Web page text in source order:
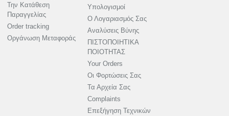
Την Κατάθεση
Παραγγελίας
Order tracking
Οργάνωση Μεταφοράς
Υπολογισμοί
Ο Λογαριασμός Σας
Αναλύσεις Βύνης
ΠΙΣΤΟΠΟΙΗΤΙΚΑ
ΠΟΙΟΤΗΤΑΣ
Your Orders
Οι Φορτώσεις Σας
Τα Αρχεία Σας
Complaints
Επεξήγηση Τεχνικών